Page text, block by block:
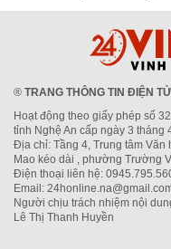
Nguyên
® TRANG THÔNG TIN ĐIỆN
Hoạt động theo giấy phép số
tỉnh Nghệ An cấp ngày 3 tháng
Địa chỉ: Tầng 4, Trung tâm Văn
Mao kéo dài , phường Trường
Điện thoại liên hệ:
Email:
Người chịu trách nhiệm nội
Lê Thị Thanh Huyền